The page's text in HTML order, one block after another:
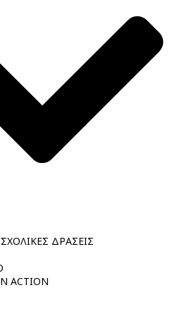
ΣΧΟΛΙΚΕΣ ΔΡΑΣΕΙΣ
ACTION